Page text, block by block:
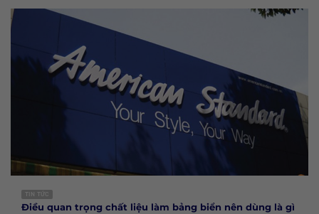
TIN TỨC
Điều quan trọng chất liệu làm bảng biển nên dùng là gì